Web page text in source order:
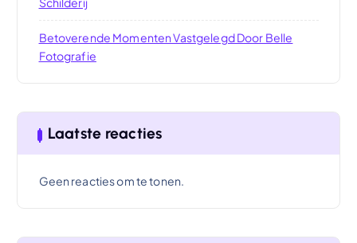
Betoverende Momenten Vastgelegd Door Belle
Fotografie
Laatste reacties
Geen reacties om te tonen.